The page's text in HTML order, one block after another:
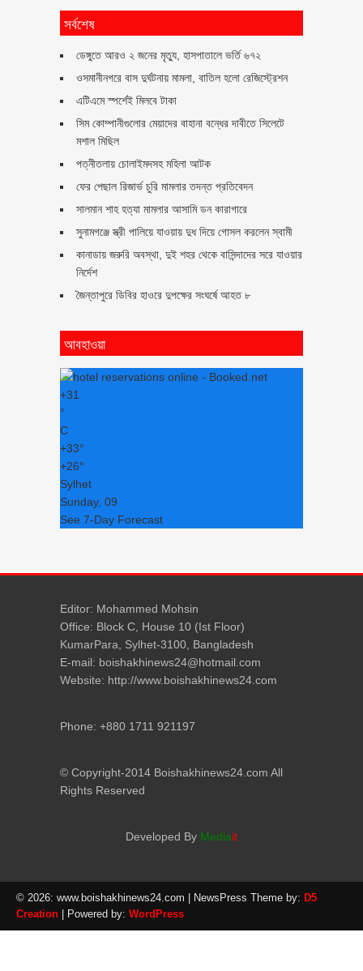
সর্বশেষ
ডেঙ্গুতে আরও ২ জনের মৃত্যু, হাসপাতালে ভর্তি ৬৭২
ওসমানীনগরে বাস দুর্ঘটনায় মামলা, বাতিল হলো রেজিস্ট্রেশন
এটিএমে স্পর্শেই মিলবে টাকা
সিম কোম্পানীগুলোর মেয়াদের বাহানা বন্ধের দাবীতে সিলেটে
মশাল মিছিল
পত্নীতলায় চোলাইমদসহ মহিলা আটক
ফের পেছাল রিজার্ভ চুরি মামলার তদন্ত প্রতিবেদন
সালমান শাহ হত্যা মামলার আসামি ডন কারাগারে
সুনামগঞ্জে স্ত্রী পালিয়ে যাওয়ায় দুধ দিয়ে গোসল করলেন স্বামী
কানাডায় জরুরি অবস্থা, দুই শহর থেকে বাসিন্দাদের সরে যাওয়ার
নির্দেশ
জৈন্তাপুরে ডিবির হাওরে দুপক্ষের সংঘর্ষে আহত ৮
আবহাওয়া
+31
°
C
+33°
+26°
Sylhet
Sunday, 09
See 7-Day Forecast
Editor: Mohammed Mohsin
Office: Block C, House 10 (Ist Floor)
KumarPara, Sylhet-3100, Bangladesh
E-mail: boishakhinews24@hotmail.com
Website: http://www.boishakhinews24.com
Phone: +880 1711 921197
© Copyright-2014 Boishakhinews24.com All
Rights Reserved
Developed By Mediait
© 2026: www.boishakhinews24.com | NewsPress Theme by: D5
Creation | Powered by: WordPress